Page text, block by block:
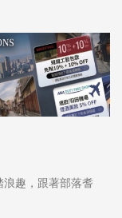
趣，跟著部落耆